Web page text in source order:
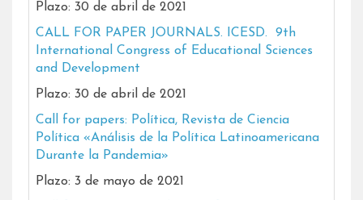
Plazo: 30 de abril de 2021
CALL FOR PAPER JOURNALS. ICESD. 9th
International Congress of Educational Sciences
and Development
Plazo: 30 de abril de 2021
Call for papers: Política, Revista de Ciencia
Política «Análisis de la Política Latinoamericana
Durante la Pandemia»
Plazo: 3 de mayo de 2021